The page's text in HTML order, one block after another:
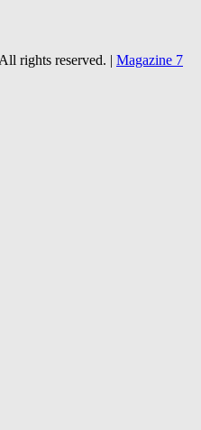
rights reserved. | Magazine 7